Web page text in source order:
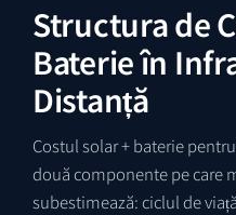
Structura de
Baterie în
Distanță
Costul solar + baterie
două componente pe care
subestimează: ciclul de